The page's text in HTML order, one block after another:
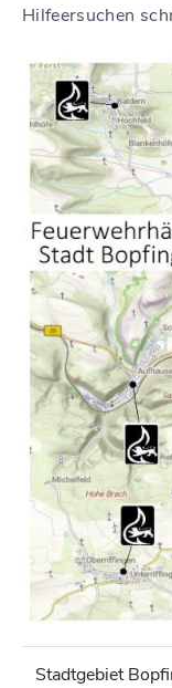
Hilfeersuchen
Stadtgebiet